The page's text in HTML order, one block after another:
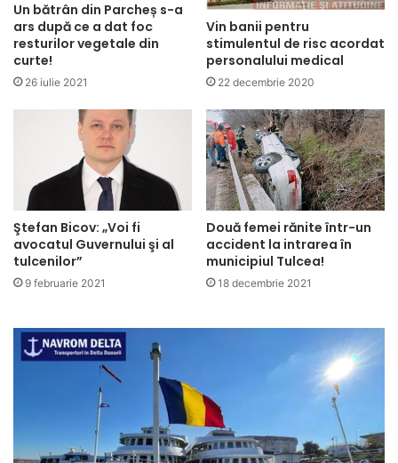
Un bătrân din Parcheș s-a
ars după ce a dat foc
resturilor vegetale din
curte!
26 iulie 2021
Vin banii pentru
stimulentul de risc acordat
personalului medical
22 decembrie 2020
Ştefan Bicov: „Voi fi
avocatul Guvernului şi al
tulcenilor”
9 februarie 2021
Două femei rănite într-un
accident la intrarea în
municipiul Tulcea!
18 decembrie 2021